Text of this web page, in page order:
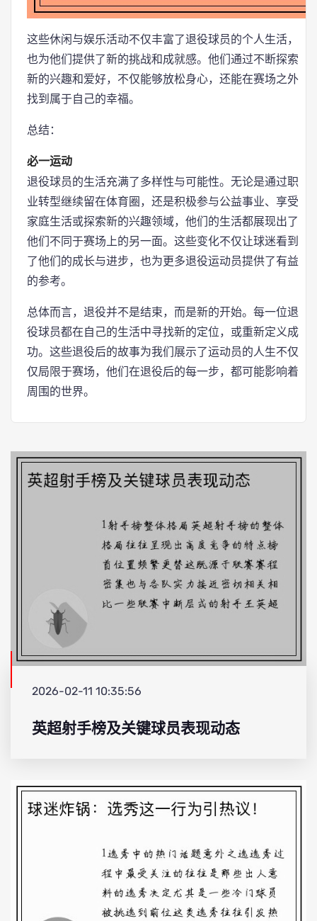
这些休闲与娱乐活动不仅丰富了退役球员的个人生活，
也为他们提供了新的挑战和成就感。他们通过不断探索
新的兴趣和爱好，不仅能够放松身心，还能在赛场之外
找到属于自己的幸福。
总结：
必一运动
退役球员的生活充满了多样性与可能性。无论是通过职
业转型继续留在体育圈，还是积极参与公益事业、享受
家庭生活或探索新的兴趣领域，他们的生活都展现出了
他们不同于赛场上的另一面。这些变化不仅让球迷看到
了他们的成长与进步，也为更多退役运动员提供了有益
的参考。
总体而言，退役并不是结束，而是新的开始。每一位退
役球员都在自己的生活中寻找新的定位，或重新定义成
功。这些退役后的故事为我们展示了运动员的人生不仅
仅局限于赛场，他们在退役后的每一步，都可能影响着
周围的世界。
2026-02-11 10:35:56
英超射手榜及关键球员表现动态